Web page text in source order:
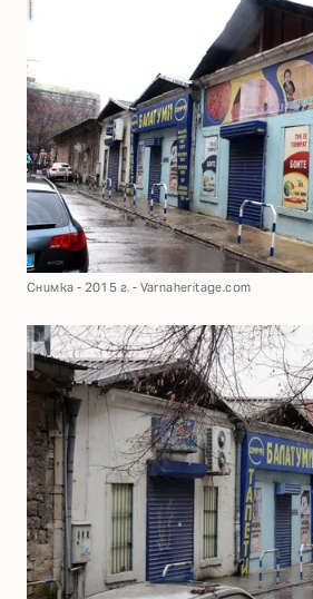
Снимка - 2015 г. - Varnaheritage.com